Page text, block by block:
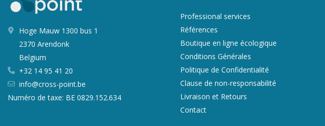
Hoge Mauw 1300 bus 1
2370 Arendonk
Belgium
+32 14 95 41 20
info@cross-point.be
Numéro de taxe: BE 0829.152.634
Professional services
Références
Boutique en ligne écologique
Conditions Générales
Politique de Confidentialité
Clause de non-responsabilité
Livraison et Retours
Contact